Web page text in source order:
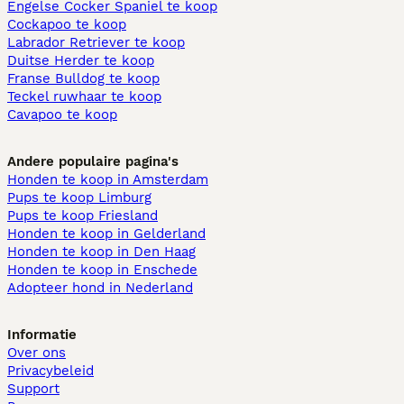
Engelse Cocker Spaniel te koop
Cockapoo te koop
Labrador Retriever te koop
Duitse Herder te koop
Franse Bulldog te koop
Teckel ruwhaar te koop
Cavapoo te koop
Andere populaire pagina's
Honden te koop in Amsterdam
Pups te koop Limburg​
Pups te koop Friesland​
Honden te koop in Gelderland
Honden te koop in Den Haag
Honden te koop in Enschede
Adopteer hond in Nederland
Informatie
Over ons
Privacybeleid
Support